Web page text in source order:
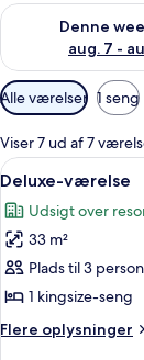
Denne
aug. 7 -
Tjek
Tilgængelige
filtre
for
værelser
Alle værelser 1 seng
Viser 7 ud af 7
Indlæs
alle
billeder
af
Deluxe-
værelse
2
Deluxe-værelse
Udsigt over
33 m²
Plads til 3
1 kingsize-seng
Flere oplysninger
Flere